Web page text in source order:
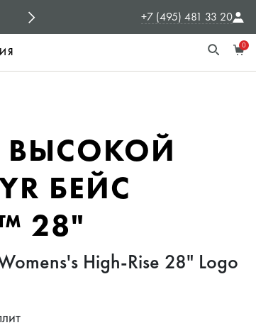
ЯНДЕКС ЭКСПРЕСС Доставка в день
+7 (495) 481 33 20
0
ВЫСОКОЙ
БЕЙС
28"
High-Rise 28" Logo